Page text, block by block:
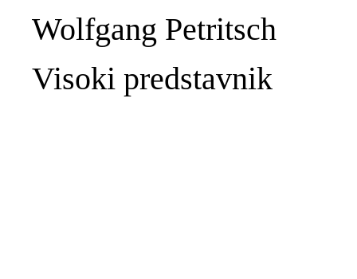
Wolfgang Petritsch
Visoki predstavnik